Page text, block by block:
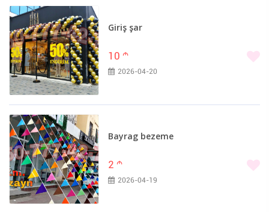
Giriş şar
10 m
2026-04-20
Bayrag bezeme
2 m
2026-04-19